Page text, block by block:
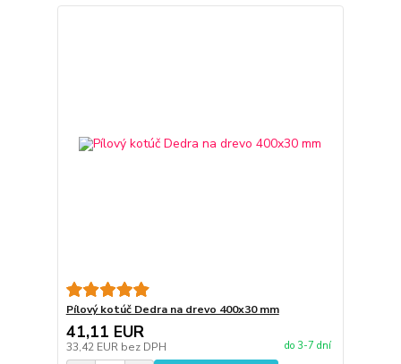
Pílový kotúč Dedra na drevo 400x30 mm
41,11 EUR
33,42 EUR bez DPH do 3-7 dní